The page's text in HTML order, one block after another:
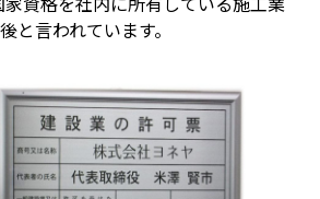
言われています。